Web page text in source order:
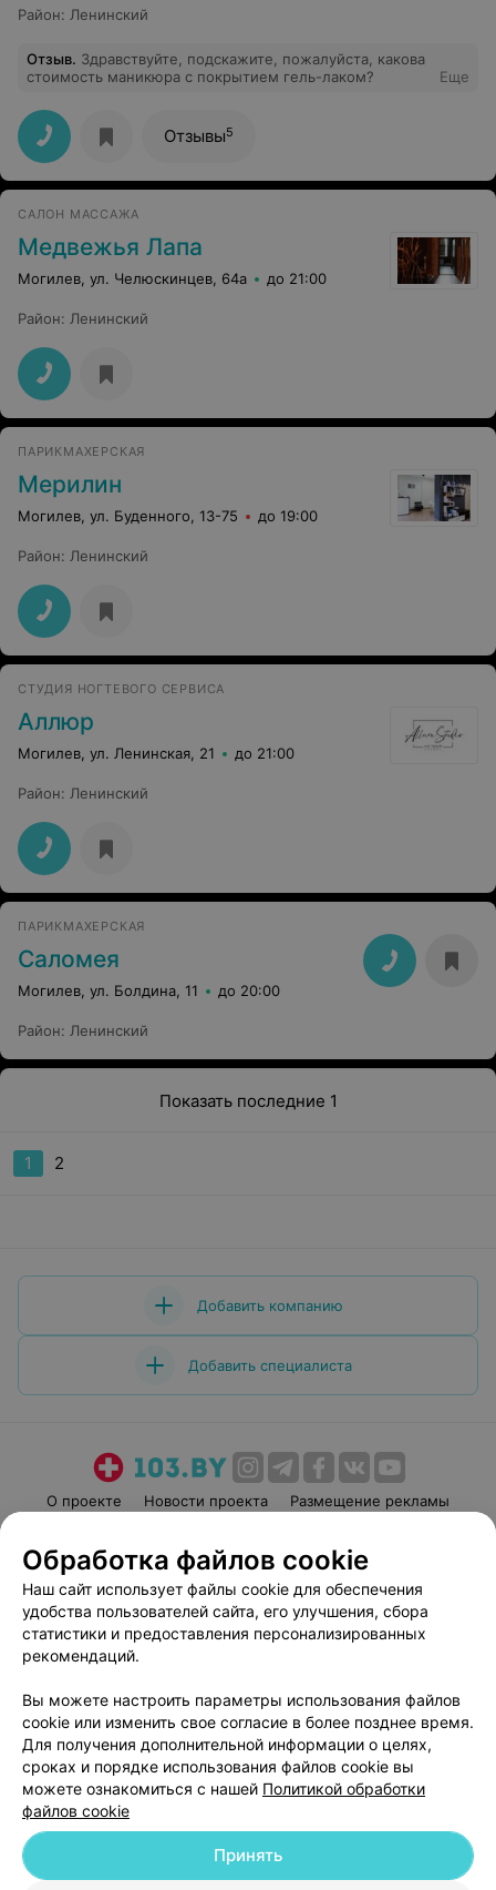
Район: Ленинский
Отзыв. Здравствуйте, подскажите, пожалуйста, какова
стоимость маникюра с покрытием гель-лаком?
Еще
Отзывы5
САЛОН МАССАЖА
Медвежья Лапа
Могилев, ул. Челюскинцев, 64а до 21:00
Район: Ленинский
ПАРИКМАХЕРСКАЯ
Мерилин
Могилев, ул. Буденного, 13-75 до 19:00
Район: Ленинский
СТУДИЯ НОГТЕВОГО СЕРВИСА
Аллюр
Могилев, ул. Ленинская, 21 до 21:00
Район: Ленинский
ПАРИКМАХЕРСКАЯ
Саломея
Могилев, ул. Болдина, 11 до 20:00
Район: Ленинский
Показать последние 1
1 2
Добавить компанию
Добавить специалиста
О проекте Новости проекта
Размещение рекламы
Пользовательское соглашение
Способы оплаты
Вакансии
Партнеры
Написать руководителю 103.by
Обработка персональных данных
© 2026 ООО «Артокс Лаб», УНП 191700409
| 220012, Республика Беларусь,
Обработка файлов cookie
Наш сайт использует файлы cookie для обеспечения
удобства пользователей сайта, его улучшения, сбора
статистики и предоставления персонализированных
рекомендаций.
Вы можете настроить параметры использования файлов
cookie или изменить свое согласие в более позднее время.
Для получения дополнительной информации о целях,
сроках и порядке использования файлов cookie вы
можете ознакомиться с нашей Политикой обработки
файлов cookie
Принять